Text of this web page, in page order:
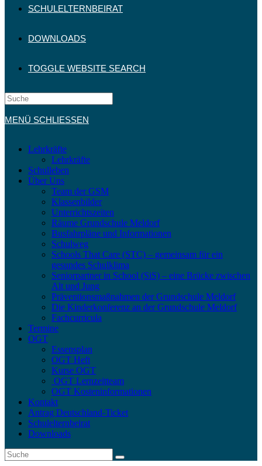
SCHULELTERNBEIRAT
DOWNLOADS
TOGGLE WEBSITE SEARCH
MENÜ SCHLIESSEN
Lehrkräfte
Lehrkräfte
Schulleben
Über Uns
Team der GSM
Klassenbilder
Unterrichtszeiten
Räume Grundschule Meldorf
Busfahrpläne und Informationen
Schulweg
Schools That Care (STC) – gemeinsam für ein
gesundes Schulklima
Seniorpartner in School (SiS) – eine Brücke zwischen
Alt und Jung
Präventionsmaßnahmen der Grundschule Meldorf
Die Kinderkonferenz an der Grundschule Meldorf
Fachcurricula
Termine
OGT
Essensplan
OGT Heft
Kurse OGT
OGT Lernzeitteam
OGT Kosteninformationen
Kontakt
Antrag Deutschland-Ticket
Schulelternbeirat
Downloads